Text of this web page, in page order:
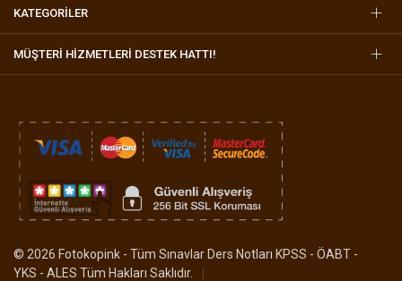
KATEGORİLER
MÜŞTERI HIZMETLERI DESTEK HATTI!
© 2026 Fotokopink - Tüm Sınavlar Ders Notları KPSS - ÖABT -
YKS - ALES Tüm Hakları Saklıdır.